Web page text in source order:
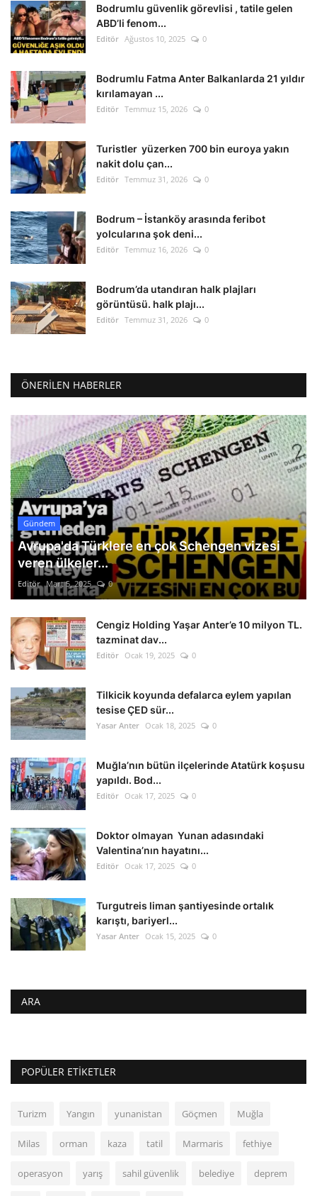
Bodrumlu güvenlik görevlisi , tatile gelen
ABD’li fenom...
Editör Ağustos 10, 2025 0
Bodrumlu Fatma Anter Balkanlarda 21 yıldır
kırılamayan ...
Editör Temmuz 15, 2026 0
Turistler yüzerken 700 bin euroya yakın
nakit dolu çan...
Editör Temmuz 31, 2026 0
Bodrum – İstanköy arasında feribot
yolcularına şok deni...
Editör Temmuz 16, 2026 0
Bodrum’da utandıran halk plajları
görüntüsü. halk plajı...
Editör Temmuz 31, 2026 0
ÖNERILEN HABERLER
Gündem
Avrupa'da Türklere en çok Schengen vizesi
veren ülkeler...
Editör Mart 5, 2025 0
Cengiz Holding Yaşar Anter’e 10 milyon TL.
tazminat dav...
Editör Ocak 19, 2025 0
Tilkicik koyunda defalarca eylem yapılan
tesise ÇED sür...
Yasar Anter Ocak 18, 2025 0
Muğla’nın bütün ilçelerinde Atatürk koşusu
yapıldı. Bod...
Editör Ocak 17, 2025 0
Doktor olmayan Yunan adasındaki
Valentina’nın hayatını...
Editör Ocak 17, 2025 0
Turgutreis liman şantiyesinde ortalık
karıştı, bariyerl...
Yasar Anter Ocak 15, 2025 0
ARA
POPÜLER ETIKETLER
Turizm Yangın yunanistan Göçmen Muğla
Milas orman kaza tatil Marmaris fethiye
operasyon yarış sahil güvenlik belediye deprem